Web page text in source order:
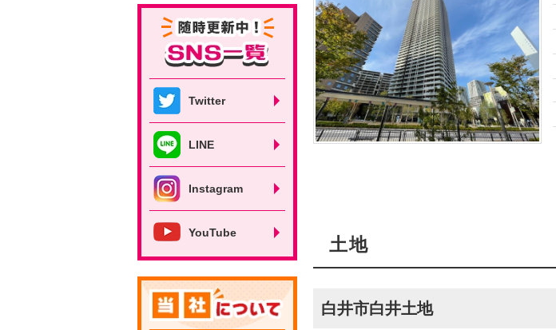
土地
白井市白井土地
Twitter
LINE
Instagram
YouTube